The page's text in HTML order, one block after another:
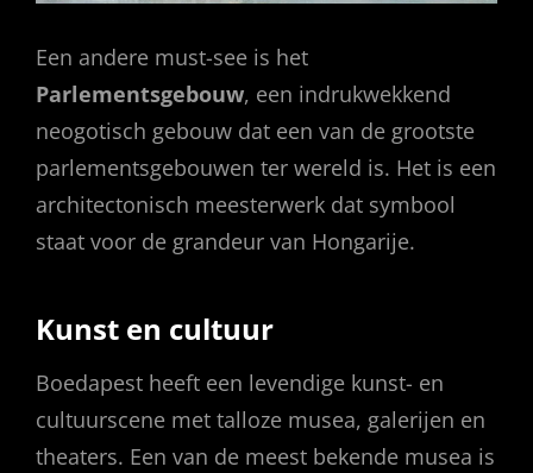
Een andere must-see is het
Parlementsgebouw, een indrukwekkend
neogotisch gebouw dat een van de grootste
parlementsgebouwen ter wereld is. Het is een
architectonisch meesterwerk dat symbool
staat voor de grandeur van Hongarije.
Kunst en cultuur
Boedapest heeft een levendige kunst- en
cultuurscene met talloze musea, galerijen en
theaters. Een van de meest bekende musea is